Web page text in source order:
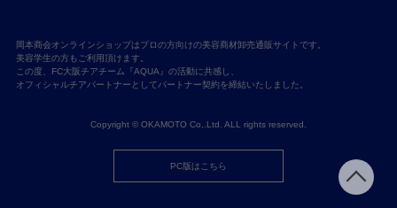
岡本商会オンラインショップはプロの方向けの美容商材卸売通販サイトです。
美容学生の方もご利用頂けます。
この度、FC大阪チアチーム『AQUA』の活動に共感し、
オフィシャルチアパートナーとしてパートナー契約を締結いたしました。
Copyright © OKAMOTO Co,.Ltd. ALL rights reserved.
PC版はこちら